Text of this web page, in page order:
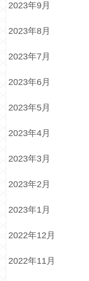
2023年9月
2023年8月
2023年7月
2023年6月
2023年5月
2023年4月
2023年3月
2023年2月
2023年1月
2022年12月
2022年11月